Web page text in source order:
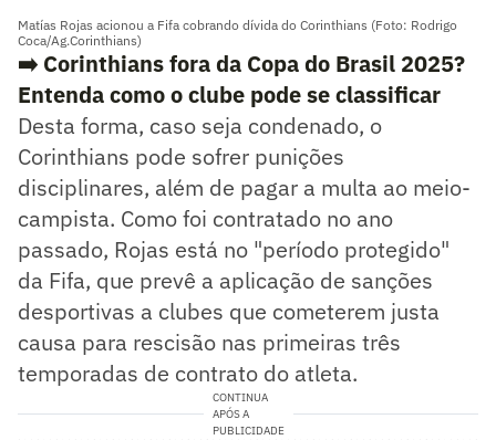
Matías Rojas acionou a Fifa cobrando dívida do Corinthians (Foto: Rodrigo
Coca/Ag.Corinthians)
➡️ Corinthians fora da Copa do Brasil 2025?
Entenda como o clube pode se classificar
Desta forma, caso seja condenado, o
Corinthians pode sofrer punições
disciplinares, além de pagar a multa ao meio-
campista. Como foi contratado no ano
passado, Rojas está no "período protegido"
da Fifa, que prevê a aplicação de sanções
desportivas a clubes que cometerem justa
causa para rescisão nas primeiras três
temporadas de contrato do atleta.
CONTINUA
APÓS A
PUBLICIDADE